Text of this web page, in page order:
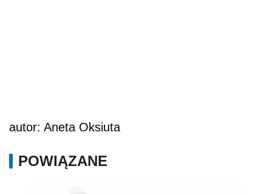
autor: Aneta Oksiuta
POWIĄZANE